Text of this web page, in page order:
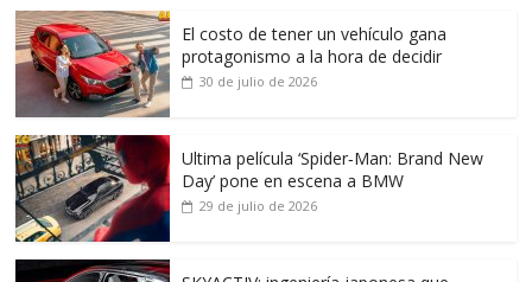
El costo de tener un vehículo gana
protagonismo a la hora de decidir
30 de julio de 2026
Ultima película ‘Spider‑Man: Brand New
Day’ pone en escena a BMW
29 de julio de 2026